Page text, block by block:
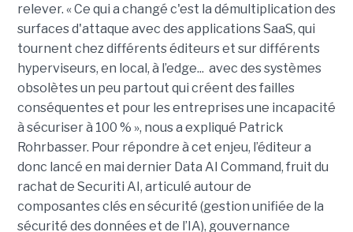
relever. « Ce qui a changé c'est la démultiplication des
surfaces d'attaque avec des applications SaaS, qui
tournent chez différents éditeurs et sur différents
hyperviseurs, en local, à l’edge... avec des systèmes
obsolètes un peu partout qui créent des failles
conséquentes et pour les entreprises une incapacité
à sécuriser à 100 % », nous a expliqué Patrick
Rohrbasser. Pour répondre à cet enjeu, l’éditeur a
donc lancé en mai dernier Data AI Command, fruit du
rachat de Securiti AI, articulé autour de
composantes clés en sécurité (gestion unifiée de la
sécurité des données et de l’IA), gouvernance